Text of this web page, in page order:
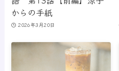
からの手紙
2026年3月20日